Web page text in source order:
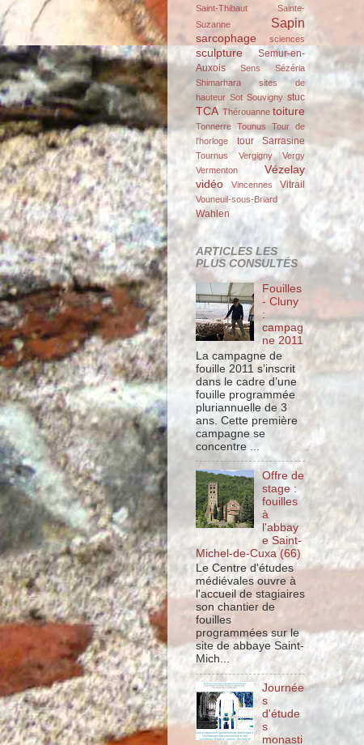
Saint-Thibaut
Sainte-
Suzanne
Sapin
sarcophage sciences
sculpture
Semur-en-
Auxois
Sens
Sézéria
Shimarhara
sites de
hauteur Sot Souvigny stuc
TCA Thérouanne toiture
Tonnerre Tounus Tour de
l'horloge
tour Sarrasine
Tournus Vergigny
Vergy
Vermenton
Vézelay
vidéo
Vincennes Vitrail
Vouneuil-sous-Briard
Wahlen
ARTICLES LES
PLUS CONSULTÉS
Fouilles
- Cluny
:
campag
ne 2011
La campagne de
fouille 2011 s’inscrit
dans le cadre d’une
fouille programmée
pluriannuelle de 3
ans. Cette première
campagne se
concentre ...
Offre de
stage :
fouilles
à
l'abbay
e Saint-
Michel-de-Cuxa (66)
Le Centre d'études
médiévales ouvre à
l'accueil de stagiaires
son chantier de
fouilles
programmées sur le
site de abbaye Saint-
Mich...
Journée
s
d'étude
s
monasti